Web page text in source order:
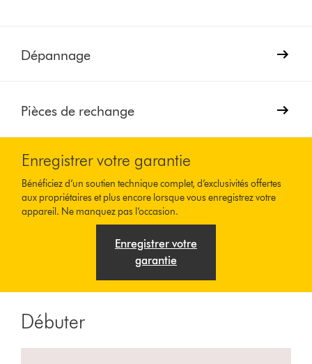
Dépannage
Pièces de rechange
Enregistrer votre garantie
Bénéficiez d’un soutien technique complet, d’exclusivités offertes
aux propriétaires et plus encore lorsque vous enregistrez votre
appareil. Ne manquez pas l’occasion.
Enregistrer votre
garantie
Débuter